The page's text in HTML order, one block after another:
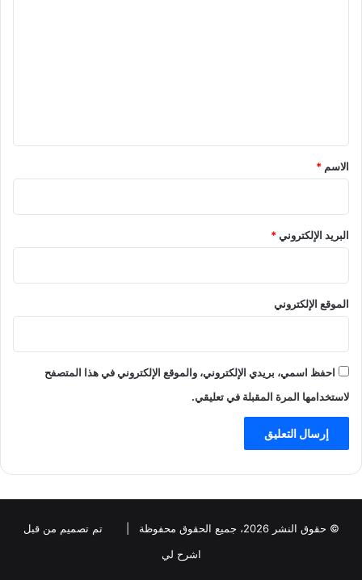
*
الاسم *
البريد الإلكتروني*
الموقع الإلكتروني
احفظ اسمي، بريدي الإلكتروني، والموقع الإلكتروني في هذا المتصفح
لاستخدامها المرة المقبلة في تعليقي.
© حقوق النشر 2026، جميع الحقوق محفوظة |
تم تصميم من قبل
اشرح لي